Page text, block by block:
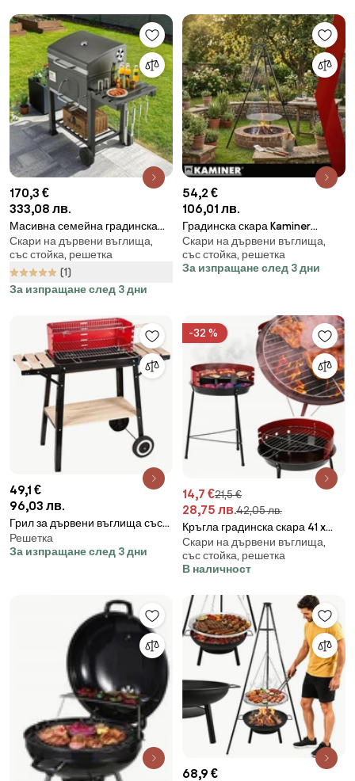
170,3 €
333,08 лв.
Масивна семейна градинска
скара
Скари на дървени въглища,
със стойка, решетка
(1)
За изпращане след 3 дни
54,2 €
106,01 лв.
Градинска скара Kaminer
Tripod – триножник с
регулируема скара 70 см
Скари на дървени въглища,
със стойка, решетка
За изпращане след 3 дни
49,1 €
96,03 лв.
Грил за дървени въглища със
странични рафтове и колелца
93 x 42 x 84 cm
Решетка
За изпращане след 3 дни
-32 %
14,7 €21,5 €
28,75 лв.42,05 лв.
Кръгла градинска скара 41 x
33,5 x 46,5 cm - червена
Скари на дървени въглища,
със стойка, решетка
В наличност
68,9 €